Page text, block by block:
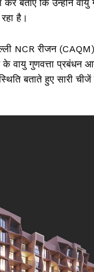
बताएं कि उन्होंने
है।
NCR रीजन
के वायु गुणवत्ता
बताते हुए सारी